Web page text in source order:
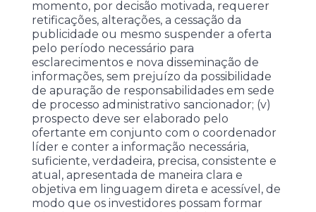
momento, por decisão motivada, requerer
retificações, alterações, a cessação da
publicidade ou mesmo suspender a oferta
pelo período necessário para
esclarecimentos e nova disseminação de
informações, sem prejuízo da possibilidade
de apuração de responsabilidades em sede
de processo administrativo sancionador; (v)
prospecto deve ser elaborado pelo
ofertante em conjunto com o coordenador
líder e conter a informação necessária,
suficiente, verdadeira, precisa, consistente e
atual, apresentada de maneira clara e
objetiva em linguagem direta e acessível, de
modo que os investidores possam formar